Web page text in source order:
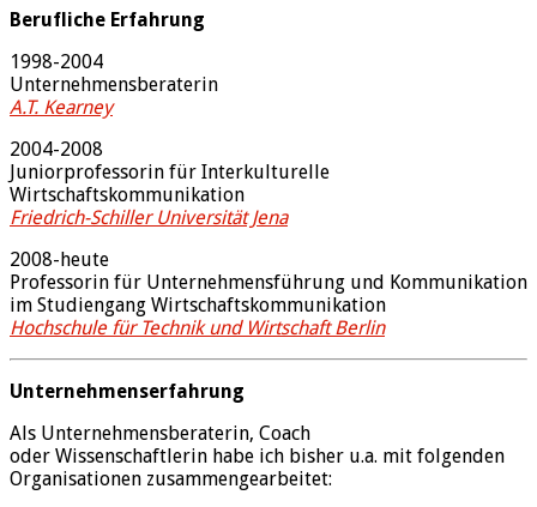
Berufliche Erfahrung
1998-2004
Unternehmensberaterin
A.T. Kearney
2004-2008
Juniorprofessorin für Interkulturelle
Wirtschaftskommunikation
Friedrich-Schiller Universität Jena
2008-heute
Professorin für Unternehmensführung und Kommunikation
im Studiengang Wirtschaftskommunikation
Hochschule für Technik und Wirtschaft Berlin
Unternehmenserfahrung
Als Unternehmensberaterin, Coach
oder Wissenschaftlerin habe ich bisher u.a. mit folgenden
Organisationen zusammengearbeitet: